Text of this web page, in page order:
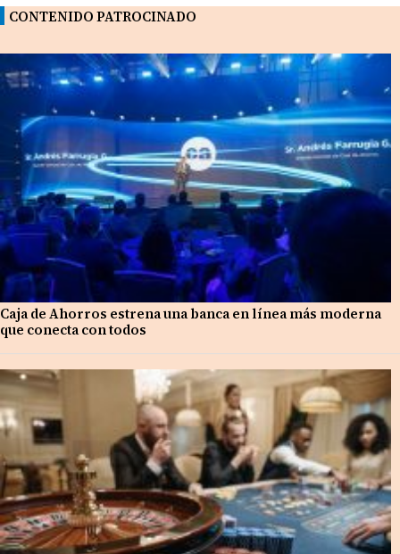
CONTENIDO PATROCINADO
Caja de Ahorros estrena una banca en línea más moderna
que conecta con todos